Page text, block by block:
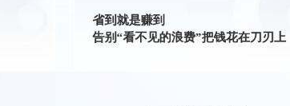
省到就是赚到
告别“看不见的浪费”把钱花在刀刃上